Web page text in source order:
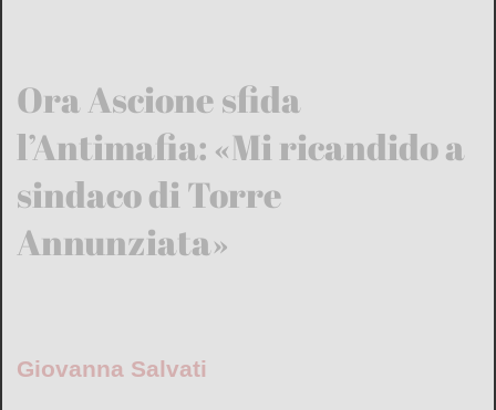
Ora Ascione sfida
l’Antimafia: «Mi ricandido a
sindaco di Torre
Annunziata»
Giovanna Salvati